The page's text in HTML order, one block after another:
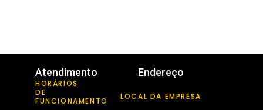
Atendimento
HORÁRIOS
DE
FUNCIONAMENTO
Endereço
LOCAL DA EMPRESA